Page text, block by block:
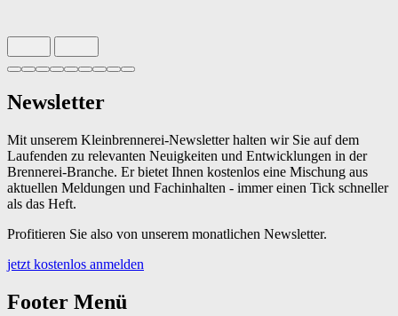
Slide 1 von 9 aktiv
Newsletter
Mit unserem Kleinbrennerei-Newsletter halten wir Sie auf dem
Laufenden zu relevanten Neuigkeiten und Entwicklungen in der
Brennerei-Branche. Er bietet Ihnen kostenlos eine Mischung aus
aktuellen Meldungen und Fachinhalten - immer einen Tick schneller
als das Heft.
Profitieren Sie also von unserem monatlichen Newsletter.
jetzt kostenlos anmelden
Footer Menü